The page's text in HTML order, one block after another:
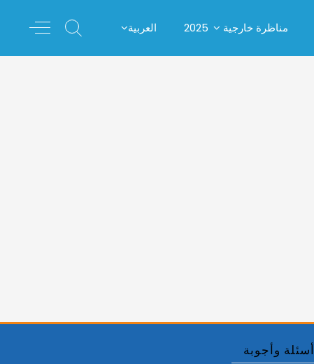
مناظرة خارجية 2025 العربية
أسئلة وأجوبة